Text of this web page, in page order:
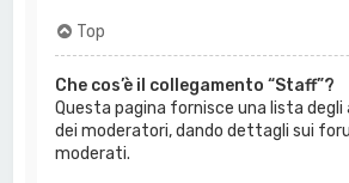
Top
Che cos’è il collegamento “Staff”?
Questa pagina fornisce una lista
dei moderatori, dando dettagli sui
moderati.